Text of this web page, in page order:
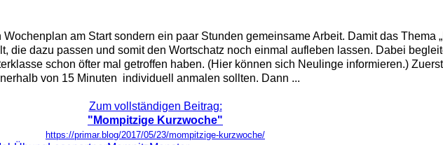
am Start sondern ein paar Stunden gemeinsame Arbeit. Damit das Thema
die dazu passen und somit den Wortschatz noch einmal aufleben lassen. Dabei
schon öfter mal getroffen haben. (Hier können sich Neulinge informieren.)
von 15 Minuten individuell anmalen sollten. Dann ...
Zum vollständigen Beitrag:
"Mompitzige Kurzwoche"
https://primar.blog/2017/05/23/mompitzige-kurzwoche/